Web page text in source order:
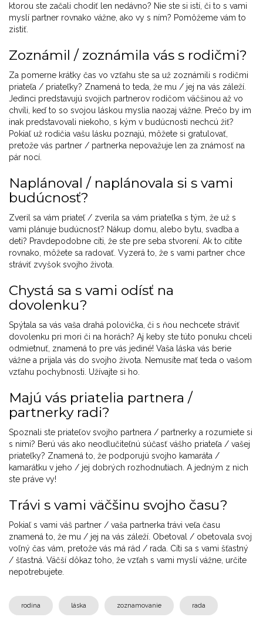
ktorou ste začali chodiť len nedávno? Nie ste si istí, či to s vami
myslí partner rovnako vážne, ako vy s ním? Pomôžeme vám to
zistiť.
Zoznámil / zoznámila vás s rodičmi?
Za pomerne krátky čas vo vzťahu ste sa už zoznámili s rodičmi
priateľa / priateľky? Znamená to teda, že mu / jej na vás záleží.
Jedinci predstavujú svojich partnerov rodičom väčšinou až vo
chvíli, keď to so svojou láskou myslia naozaj vážne. Prečo by im
inak predstavovali niekoho, s kým v budúcnosti nechcú žiť?
Pokiaľ už rodičia vašu lásku poznajú, môžete si gratulovať,
pretože vás partner / partnerka nepovažuje len za známosť na
pár nocí.
Naplánoval / naplánovala si s vami
budúcnosť?
Zveril sa vám priateľ / zverila sa vám priateľka s tým, že už s
vami plánuje budúcnosť? Nákup domu, alebo bytu, svadba a
deti? Pravdepodobne cíti, že ste pre seba stvorení. Ak to cítite
rovnako, môžete sa radovať. Vyzerá to, že s vami partner chce
stráviť zvyšok svojho života.
Chystá sa s vami odísť na
dovolenku?
Spýtala sa vás vaša drahá polovička, či s ňou nechcete stráviť
dovolenku pri mori či na horách? Aj keby ste túto ponuku chceli
odmietnuť, znamená to pre vás jediné! Vaša láska vás berie
vážne a prijala vás do svojho života. Nemusíte mať teda o vašom
vzťahu pochybnosti. Užívajte si ho.
Majú vás priatelia partnera /
partnerky radi?
Spoznali ste priateľov svojho partnera / partnerky a rozumiete si
s nimi? Berú vás ako neodlučiteľnú súčasť vášho priateľa / vašej
priateľky? Znamená to, že podporujú svojho kamaráta /
kamarátku v jeho / jej dobrých rozhodnutiach. A jedným z nich
ste práve vy!
Trávi s vami väčšinu svojho času?
Pokiaľ s vami váš partner / vaša partnerka trávi veľa času
znamená to, že mu / jej na vás záleží. Obetoval / obetovala svoj
voľný čas vám, pretože vás má rád / rada. Cíti sa s vami šťastný
/ šťastná. Väčší dôkaz toho, že vzťah s vami myslí vážne, určite
nepotrebujete.
rodina láska zoznamovanie rada